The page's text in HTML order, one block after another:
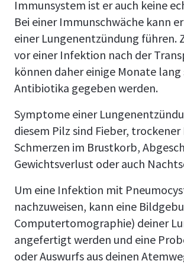
Immunsystem ist er auch keine
Bei einer Immunschwäche kann
einer Lungenentzündung führen.
vor einer Infektion nach der
können daher einige Monate lang
Antibiotika gegeben werden.
Symptome einer
diesem Pilz sind Fieber, trockener
Schmerzen im Brustkorb,
Gewichtsverlust oder auch
Um eine Infektion mit
nachzuweisen, kann eine
Computertomographie) deiner
angefertigt werden und eine
oder Auswurfs aus deinen